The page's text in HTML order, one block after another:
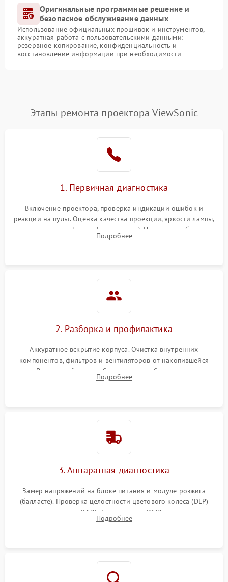
Оригинальные программные решение и
безопасное обслуживание данных
Использование официальных прошивок и инструментов,
аккуратная работа с пользовательскими данными:
резервное копирование, конфиденциальность и
восстановление информации при необходимости
Этапы ремонта проектора ViewSonic
1. Первичная диагностика
Включение проектора, проверка индикации ошибок и
реакции на пульт. Оценка качества проекции, яркости лампы,
наличия артефактов (точки, пятна). Проверка работы
системы охлаждения по уровню шума вентиляторов.
Подробнее
2. Разборка и профилактика
Аккуратное вскрытие корпуса. Очистка внутренних
компонентов, фильтров и вентиляторов от накопившейся
пыли. Визуальный осмотр блока питания, балласта лампы и
материнской платы на наличие прогаров или вздутых
Подробнее
3. Аппаратная диагностика
Замер напряжений на блоке питания и модуле розжига
(балласте). Проверка целостности цветового колеса (DLP)
или поляризаторов (LCD). Тестирование DMD-чипа, датчиков
температуры и оптопар с помощью мультиметра и
Подробнее